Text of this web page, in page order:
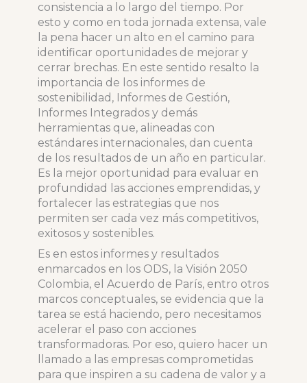
consistencia a lo largo del tiempo. Por
esto y como en toda jornada extensa, vale
la pena hacer un alto en el camino para
identificar oportunidades de mejorar y
cerrar brechas. En este sentido resalto la
importancia de los informes de
sostenibilidad, Informes de Gestión,
Informes Integrados y demás
herramientas que, alineadas con
estándares internacionales, dan cuenta
de los resultados de un año en particular.
Es la mejor oportunidad para evaluar en
profundidad las acciones emprendidas, y
fortalecer las estrategias que nos
permiten ser cada vez más competitivos,
exitosos y sostenibles.
Es en estos informes y resultados
enmarcados en los ODS, la Visión 2050
Colombia, el Acuerdo de París, entro otros
marcos conceptuales, se evidencia que la
tarea se está haciendo, pero necesitamos
acelerar el paso con acciones
transformadoras. Por eso, quiero hacer un
llamado a las empresas comprometidas
para que inspiren a su cadena de valor y a